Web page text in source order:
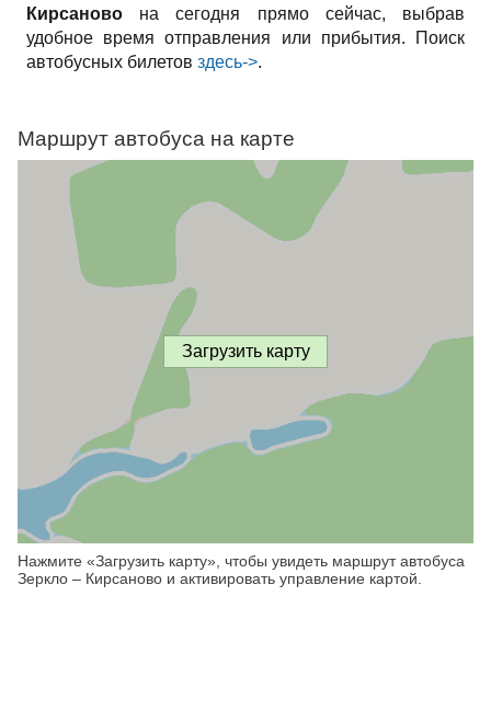
Кирсаново на сегодня прямо сейчас, выбрав
удобное время отправления или прибытия. Поиск
автобусных билетов здесь->.
Маршрут автобуса на карте
Загрузить карту
Нажмите «Загрузить карту», чтобы увидеть маршрут автобуса
Зеркло – Кирсаново и активировать управление картой.